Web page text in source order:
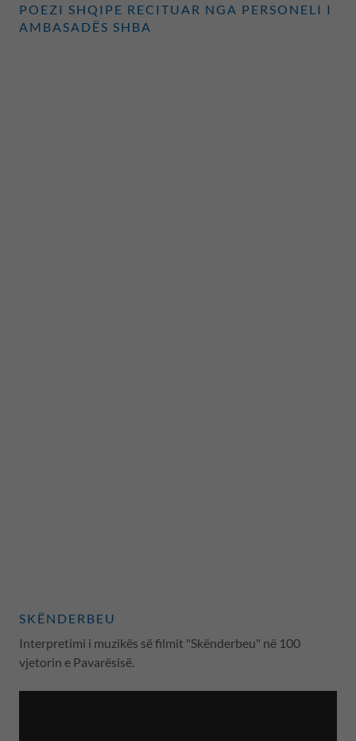
POEZI SHQIPE RECITUAR NGA PERSONELI I
AMBASADËS SHBA
SKËNDERBEU
Interpretimi i muzikës së filmit "Skënderbeu" në 100
vjetorin e Pavarësisë.